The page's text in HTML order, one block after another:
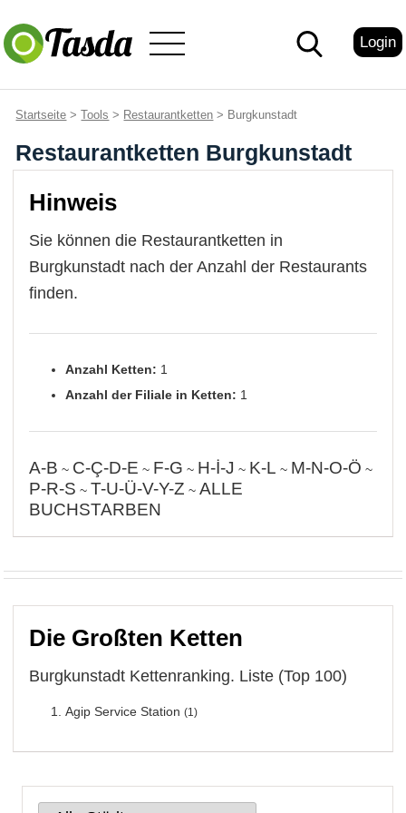
Login
Startseite >Tools > Restaurantketten > Burgkunstadt
Restaurantketten Burgkunstadt
Hinweis
Sie können die Restaurantketten in
Burgkunstadt nach der Anzahl der Restaurants
finden.
Anzahl Ketten: 1
Anzahl der Filiale in Ketten: 1
A-B ~ C-Ç-D-E ~ F-G ~ H-İ-J ~ K-L ~ M-N-O-Ö ~
P-R-S ~ T-U-Ü-V-Y-Z ~ALLE
BUCHSTARBEN
Die Großten Ketten
Burgkunstadt Kettenranking. Liste (Top 100)
Agip Service Station (1)